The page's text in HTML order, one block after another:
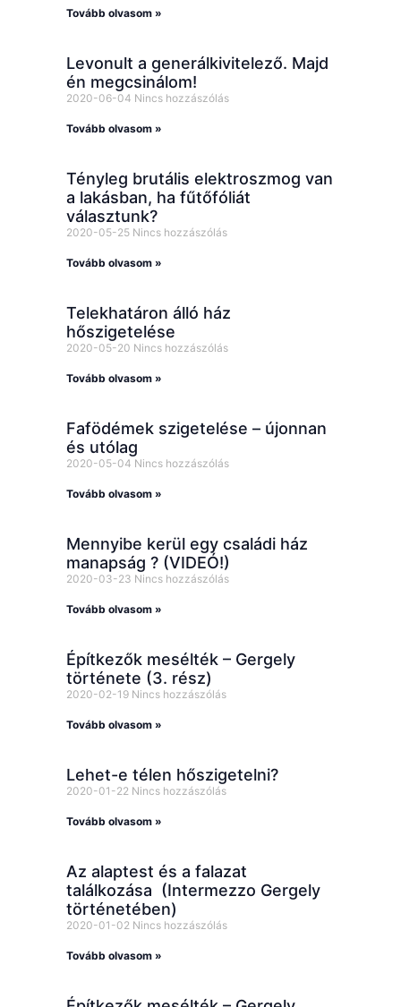
Tovább olvasom »
Levonult a generálkivitelező. Majd
én megcsinálom!
2020-06-04 Nincs hozzászólás
Tovább olvasom »
Tényleg brutális elektroszmog van
a lakásban, ha fűtőfóliát
választunk?
2020-05-25 Nincs hozzászólás
Tovább olvasom »
Telekhatáron álló ház
hőszigetelése
2020-05-20 Nincs hozzászólás
Tovább olvasom »
Fafödémek szigetelése – újonnan
és utólag
2020-05-04 Nincs hozzászólás
Tovább olvasom »
Mennyibe kerül egy családi ház
manapság ? (VIDEÓ!)
2020-03-23 Nincs hozzászólás
Tovább olvasom »
Építkezők mesélték – Gergely
története (3. rész)
2020-02-19 Nincs hozzászólás
Tovább olvasom »
Lehet-e télen hőszigetelni?
2020-01-22 Nincs hozzászólás
Tovább olvasom »
Az alaptest és a falazat
találkozása (Intermezzo Gergely
történetében)
2020-01-02 Nincs hozzászólás
Tovább olvasom »